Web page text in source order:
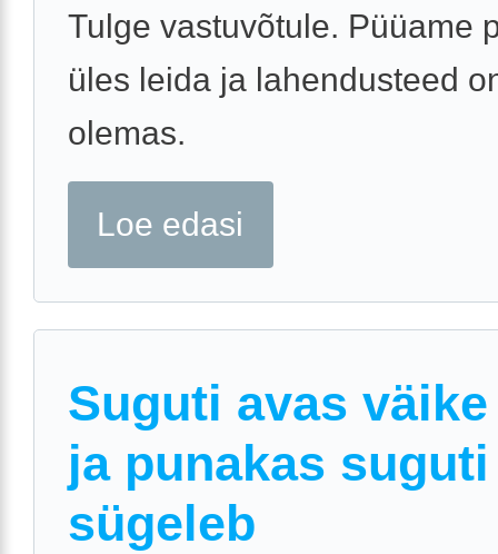
Tulge vastuvõtule. Püüame
üles leida ja lahendusteed
olemas.
Loe edasi
Suguti avas
ja punakas
sügeleb